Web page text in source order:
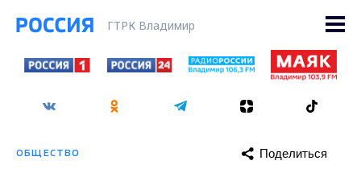
ГТРК Владимир
ОБЩЕСТВО Поделиться